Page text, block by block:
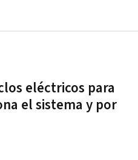
eléctricos para
el sistema y por